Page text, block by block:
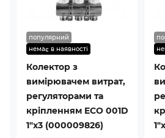
популярний
немає в наявності
Колектор з
вимірювачем витрат,
регуляторами та
кріпленням ECO 001D
1″x3 (000009826)